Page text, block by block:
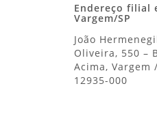
Endereço filial
Vargem/SP
João
Oliveira, 550 –
Acima, Vargem /
12935-000